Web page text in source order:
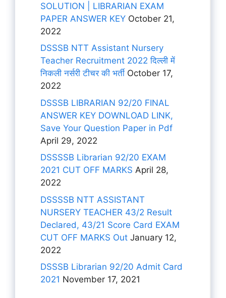
SOLUTION | LIBRARIAN EXAM
PAPER ANSWER KEY October 21,
2022
DSSSB NTT Assistant Nursery
Teacher Recruitment 2022 दिल्ली में
निकली नर्सरी टीचर की भर्ती October 17,
2022
DSSSB LIBRARIAN 92/20 FINAL
ANSWER KEY DOWNLOAD LINK,
Save Your Question Paper in Pdf
April 29, 2022
DSSSSB Librarian 92/20 EXAM
2021 CUT OFF MARKS April 28,
2022
DSSSSB NTT ASSISTANT
NURSERY TEACHER 43/2 Result
Declared, 43/21 Score Card EXAM
CUT OFF MARKS Out January 12,
2022
DSSSB Librarian 92/20 Admit Card
2021 November 17, 2021